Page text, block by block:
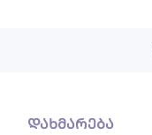
დახმარება